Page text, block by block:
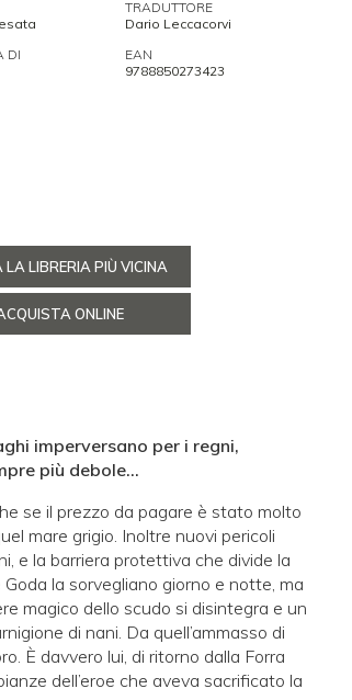
LA LIBRERIA PIÙ VICINA
ONLINE
TRADUTTORE
Dario Leccacorvi
DI
EAN
9788850273423
imperversano per i regni,
più debole...
se il prezzo da pagare è stato molto
mare grigio. Inoltre nuovi pericoli
e la barriera protettiva che divide la
la sorvegliano giorno e notte, ma
magico dello scudo si disintegra e un
di nani. Da quell’ammasso di
È davvero lui, di ritorno dalla Forra
dell’eroe che aveva sacrificato la